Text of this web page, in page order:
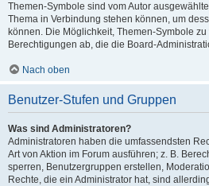
Themen-Symbole sind vom Autor
Thema in Verbindung stehen können, um
können. Die Möglichkeit, Themen-Symbole
Berechtigungen ab, die die Board-
Nach oben
Benutzer-Stufen und Gruppen
Was sind Administratoren?
Administratoren haben die umfassendsten
Art von Aktion im Forum ausführen; z. B.
sperren, Benutzergruppen erstellen,
Rechte, die ein Administrator hat, sind